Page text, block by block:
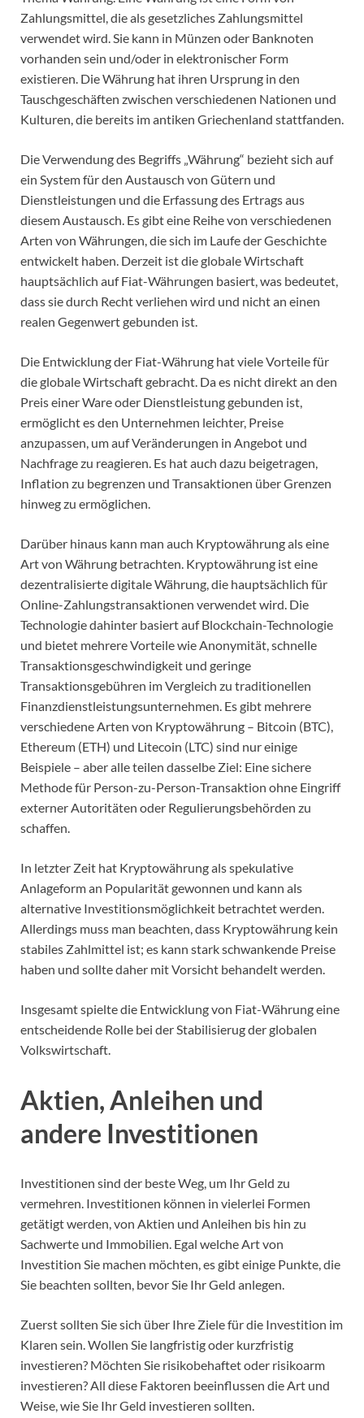
Zahlungsmittel, die als gesetzliches Zahlungsmittel
verwendet wird. Sie kann in Münzen oder Banknoten
vorhanden sein und/oder in elektronischer Form
existieren. Die Währung hat ihren Ursprung in den
Tauschgeschäften zwischen verschiedenen Nationen und
Kulturen, die bereits im antiken Griechenland stattfanden.
Die Verwendung des Begriffs „Währung“ bezieht sich auf
ein System für den Austausch von Gütern und
Dienstleistungen und die Erfassung des Ertrags aus
diesem Austausch. Es gibt eine Reihe von verschiedenen
Arten von Währungen, die sich im Laufe der Geschichte
entwickelt haben. Derzeit ist die globale Wirtschaft
hauptsächlich auf Fiat-Währungen basiert, was bedeutet,
dass sie durch Recht verliehen wird und nicht an einen
realen Gegenwert gebunden ist.
Die Entwicklung der Fiat-Währung hat viele Vorteile für
die globale Wirtschaft gebracht. Da es nicht direkt an den
Preis einer Ware oder Dienstleistung gebunden ist,
ermöglicht es den Unternehmen leichter, Preise
anzupassen, um auf Veränderungen in Angebot und
Nachfrage zu reagieren. Es hat auch dazu beigetragen,
Inflation zu begrenzen und Transaktionen über Grenzen
hinweg zu ermöglichen.
Darüber hinaus kann man auch Kryptowährung als eine
Art von Währung betrachten. Kryptowährung ist eine
dezentralisierte digitale Währung, die hauptsächlich für
Online-Zahlungstransaktionen verwendet wird. Die
Technologie dahinter basiert auf Blockchain-Technologie
und bietet mehrere Vorteile wie Anonymität, schnelle
Transaktionsgeschwindigkeit und geringe
Transaktionsgebühren im Vergleich zu traditionellen
Finanzdienstleistungsunternehmen. Es gibt mehrere
verschiedene Arten von Kryptowährung – Bitcoin (BTC),
Ethereum (ETH) und Litecoin (LTC) sind nur einige
Beispiele – aber alle teilen dasselbe Ziel: Eine sichere
Methode für Person-zu-Person-Transaktion ohne Eingriff
externer Autoritäten oder Regulierungsbehörden zu
schaffen.
In letzter Zeit hat Kryptowährung als spekulative
Anlageform an Popularität gewonnen und kann als
alternative Investitionsmöglichkeit betrachtet werden.
Allerdings muss man beachten, dass Kryptowährung kein
stabiles Zahlmittel ist; es kann stark schwankende Preise
haben und sollte daher mit Vorsicht behandelt werden.
Insgesamt spielte die Entwicklung von Fiat-Währung eine
entscheidende Rolle bei der Stabilisierug der globalen
Volkswirtschaft.
Aktien, Anleihen und
andere Investitionen
Investitionen sind der beste Weg, um Ihr Geld zu
vermehren. Investitionen können in vielerlei Formen
getätigt werden, von Aktien und Anleihen bis hin zu
Sachwerte und Immobilien. Egal welche Art von
Investition Sie machen möchten, es gibt einige Punkte, die
Sie beachten sollten, bevor Sie Ihr Geld anlegen.
Zuerst sollten Sie sich über Ihre Ziele für die Investition im
Klaren sein. Wollen Sie langfristig oder kurzfristig
investieren? Möchten Sie risikobehaftet oder risikoarm
investieren? All diese Faktoren beeinflussen die Art und
Weise, wie Sie Ihr Geld investieren sollten.